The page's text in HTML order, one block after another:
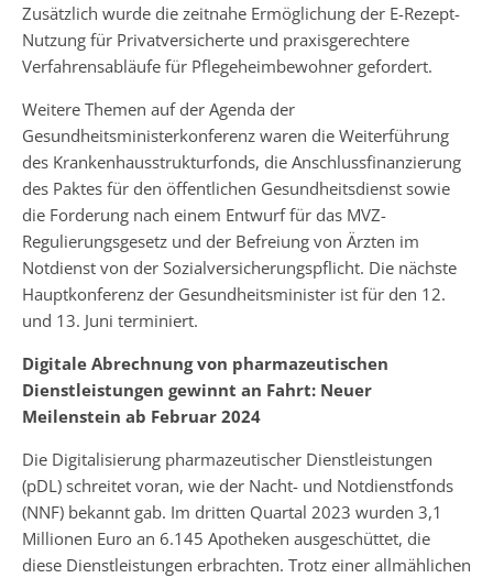
Zusätzlich wurde die zeitnahe Ermöglichung der E-Rezept-
Nutzung für Privatversicherte und praxisgerechtere
Verfahrensabläufe für Pflegeheimbewohner gefordert.
Weitere Themen auf der Agenda der
Gesundheitsministerkonferenz waren die Weiterführung
des Krankenhausstrukturfonds, die Anschlussfinanzierung
des Paktes für den öffentlichen Gesundheitsdienst sowie
die Forderung nach einem Entwurf für das MVZ-
Regulierungsgesetz und der Befreiung von Ärzten im
Notdienst von der Sozialversicherungspflicht. Die nächste
Hauptkonferenz der Gesundheitsminister ist für den 12.
und 13. Juni terminiert.
Digitale Abrechnung von pharmazeutischen
Dienstleistungen gewinnt an Fahrt: Neuer
Meilenstein ab Februar 2024
Die Digitalisierung pharmazeutischer Dienstleistungen
(pDL) schreitet voran, wie der Nacht- und Notdienstfonds
(NNF) bekannt gab. Im dritten Quartal 2023 wurden 3,1
Millionen Euro an 6.145 Apotheken ausgeschüttet, die
diese Dienstleistungen erbrachten. Trotz einer allmählichen